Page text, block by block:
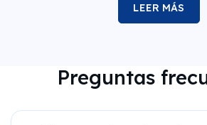
LEER MÁS
Preguntas